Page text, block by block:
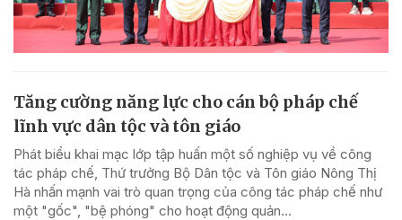
Tăng cường năng lực cho cán bộ pháp chế
lĩnh vực dân tộc và tôn giáo
Phát biểu khai mạc lớp tập huấn một số nghiệp vụ về công
tác pháp chế, Thứ trưởng Bộ Dân tộc và Tôn giáo Nông Thị
Hà nhấn mạnh vai trò quan trọng của công tác pháp chế như
một "gốc", "bệ phóng" cho hoạt động quản...